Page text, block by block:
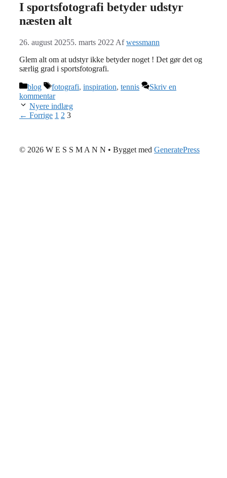
I sportsfotografi betyder udstyr
næsten alt
26. august 20255. marts 2022 Afwessmann
Glem alt om at udstyr ikke betyder noget ! Det gør det og
særlig grad i sportsfotografi.
Kategorier
blog Tags
fotografi, inspiration, tennis
Skriv en
kommentar
Nyere indlæg
← Forrige Side
1 Side
2 Side
3
© 2026 W E S S M A N N • Bygget med GeneratePress